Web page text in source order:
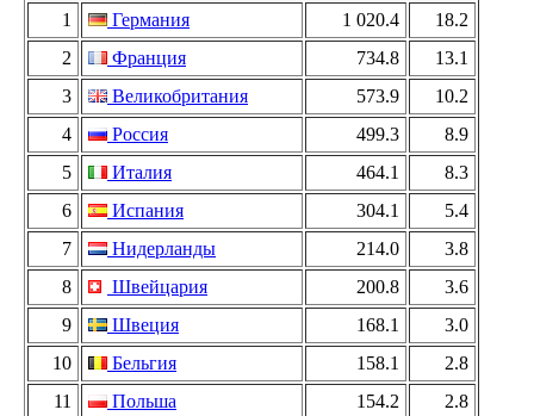
1
Германия 1 020.4
18.2
2
Франция 734.8
13.1
3
Великобритания 573.9
10.2
4
Россия 499.3
8.9
5
Италия 464.1
8.3
6
Испания 304.1
5.4
7
Нидерланды 214.0
3.8
8
Швейцария 200.8
3.6
9
Швеция 168.1
3.0
10
Бельгия 158.1
2.8
11
Польша 154.2
2.8